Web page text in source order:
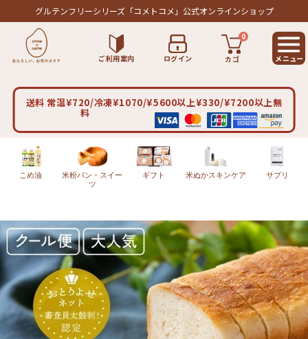
グルテンフリーシリーズ「コメトコメ」公式オンラインショップ
ご利用案内 ログイン カゴ
0
送料 常温¥720/冷凍¥1070/¥5600以上¥330/¥7200以上無
料
こめ油
米粉パン・スイー
ツ
ギフト 米ぬかスキンケア サプリ